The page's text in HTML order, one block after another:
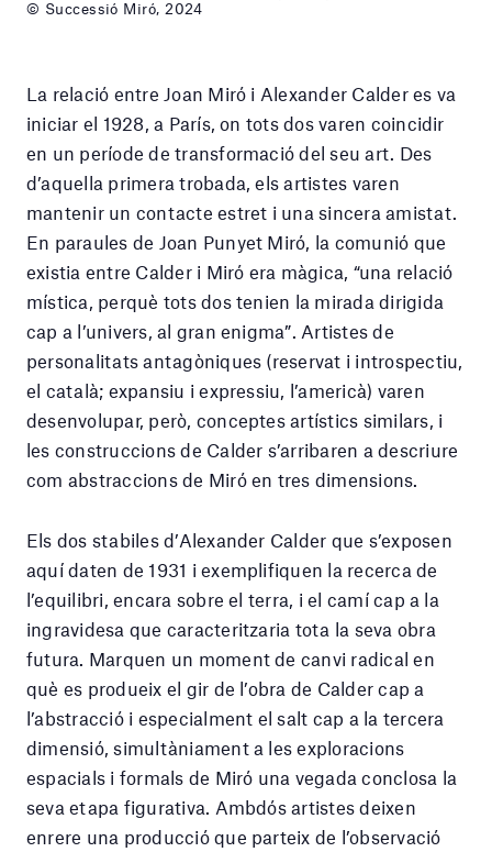
© Successió Miró, 2024
La relació entre Joan Miró i Alexander Calder es va
iniciar el 1928, a París, on tots dos varen coincidir
en un període de transformació del seu art. Des
d’aquella primera trobada, els artistes varen
mantenir un contacte estret i una sincera amistat.
En paraules de Joan Punyet Miró, la comunió que
existia entre Calder i Miró era màgica, “una relació
mística, perquè tots dos tenien la mirada dirigida
cap a l’univers, al gran enigma”. Artistes de
personalitats antagòniques (reservat i introspectiu,
el català; expansiu i expressiu, l’americà) varen
desenvolupar, però, conceptes artístics similars, i
les construccions de Calder s’arribaren a descriure
com abstraccions de Miró en tres dimensions.
Els dos stabiles d’Alexander Calder que s’exposen
aquí daten de 1931 i exemplifiquen la recerca de
l’equilibri, encara sobre el terra, i el camí cap a la
ingravidesa que caracteritzaria tota la seva obra
futura. Marquen un moment de canvi radical en
què es produeix el gir de l’obra de Calder cap a
l’abstracció i especialment el salt cap a la tercera
dimensió, simultàniament a les exploracions
espacials i formals de Miró una vegada conclosa la
seva etapa figurativa. Ambdós artistes deixen
enrere una producció que parteix de l’observació